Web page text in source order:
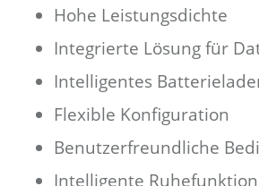
Hohe Leistungsdichte
Integrierte Lösung für
Intelligentes
Flexible Konfiguration
Benutzerfreundliche
Intelligente Ruhefunktion